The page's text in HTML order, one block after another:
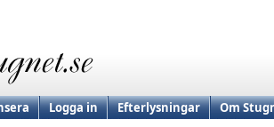
Logga in Efterlysningar Om